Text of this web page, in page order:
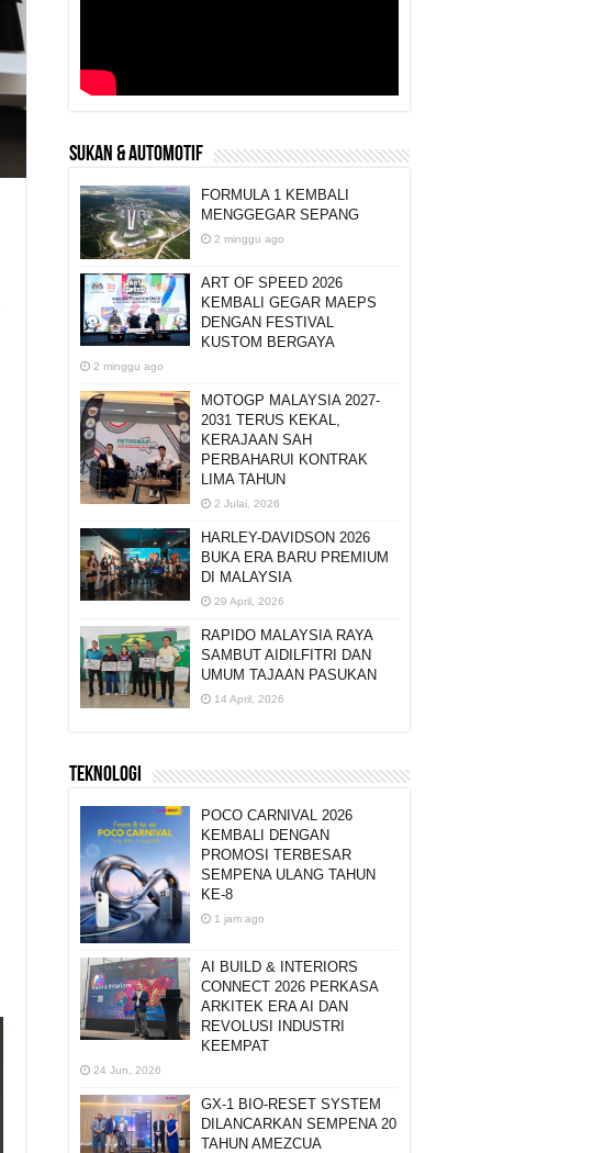
SUKAN & AUTOMOTIF
FORMULA 1 KEMBALI
MENGGEGAR SEPANG
2 minggu ago
ART OF SPEED 2026
KEMBALI GEGAR MAEPS
DENGAN FESTIVAL
KUSTOM BERGAYA
2 minggu ago
MOTOGP MALAYSIA 2027-
2031 TERUS KEKAL,
KERAJAAN SAH
PERBAHARUI KONTRAK
LIMA TAHUN
2 Julai, 2026
HARLEY-DAVIDSON 2026
BUKA ERA BARU PREMIUM
DI MALAYSIA
29 April, 2026
RAPIDO MALAYSIA RAYA
SAMBUT AIDILFITRI DAN
UMUM TAJAAN PASUKAN
14 April, 2026
TEKNOLOGI
POCO CARNIVAL 2026
KEMBALI DENGAN
PROMOSI TERBESAR
SEMPENA ULANG TAHUN
KE-8
1 jam ago
AI BUILD & INTERIORS
CONNECT 2026 PERKASA
ARKITEK ERA AI DAN
REVOLUSI INDUSTRI
KEEMPAT
24 Jun, 2026
GX-1 BIO-RESET SYSTEM
DILANCARKAN SEMPENA 20
TAHUN AMEZCUA